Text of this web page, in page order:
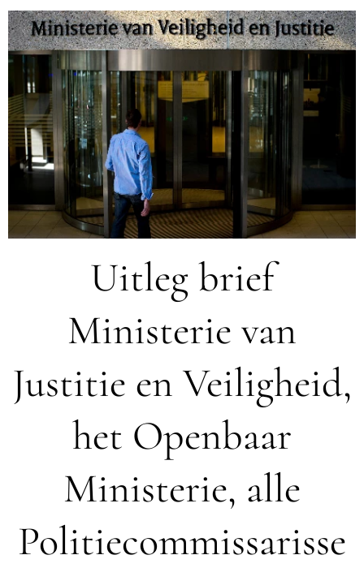
Uitleg brief
Ministerie van
Justitie en Veiligheid,
het Openbaar
Ministerie, alle
Politiecommissarisse